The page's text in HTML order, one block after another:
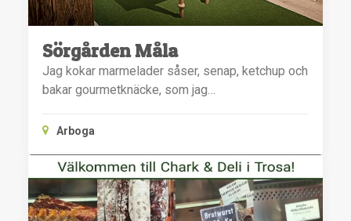
Sörgården Måla
Jag kokar marmelader såser, senap, ketchup och
bakar gourmetknäcke, som jag…
Arboga